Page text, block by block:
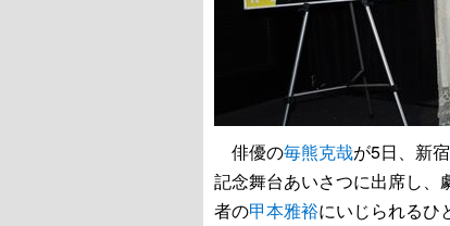
俳優の毎熊克哉が5日、新
記念舞台あいさつに出席し、
者の甲本雅裕にいじられるひ